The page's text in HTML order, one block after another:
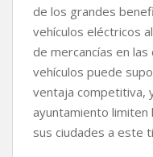
de los grandes
vehículos eléctricos
de mercancías en
vehículos puede
ventaja competitiva,
ayuntamiento limiten
sus ciudades a este